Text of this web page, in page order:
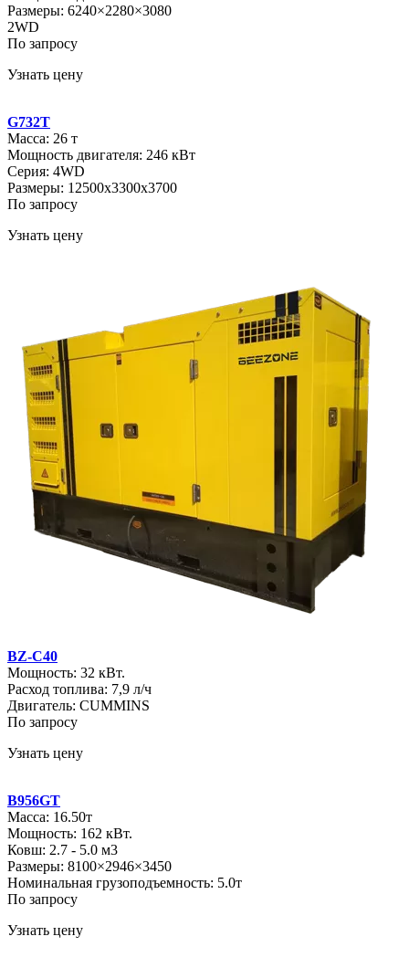
Размеры: 6240×2280×3080
2WD
По запросу
Узнать цену
G732T
Масса: 26 т
Мощность двигателя: 246 кВт
Серия: 4WD
Размеры: 12500x3300x3700
По запросу
Узнать цену
BZ-C40
Мощность: 32 кВт.
Расход топлива: 7,9 л/ч
Двигатель: CUMMINS
По запросу
Узнать цену
B956GT
Масса: 16.50т
Мощность: 162 кВт.
Ковш: 2.7 - 5.0 м3
Размеры: 8100×2946×3450
Номинальная грузоподъемность: 5.0т
По запросу
Узнать цену